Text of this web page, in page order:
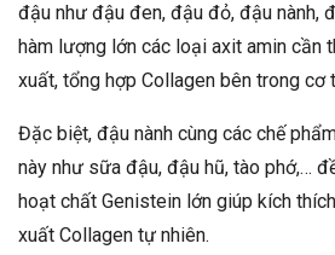
đậu như đậu đen, đậu đỏ, đậu nành,
hàm lượng lớn các loại axit amin cần
xuất, tổng hợp Collagen bên trong cơ
Đặc biệt, đậu nành cùng các chế
này như sữa đậu, đậu hũ, tào phớ,…
hoạt chất Genistein lớn giúp kích
xuất Collagen tự nhiên.